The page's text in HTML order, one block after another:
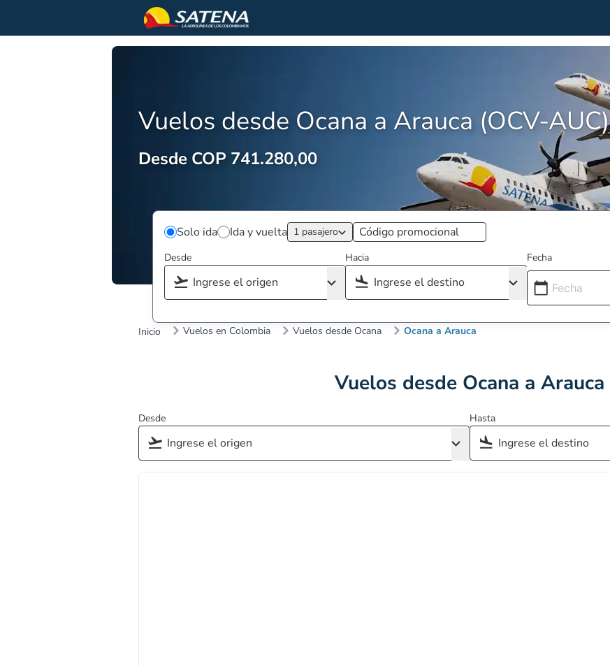
Vuelos desde Ocana a Arauca (OCV-AUC)
Desde COP 741.280,00
Solo ida Ida y vuelta 1 pasajero
Desde
Hacia Fecha
Inicio Vuelos en Colombia Vuelos desde Ocana Ocana a Arauca
Vuelos desde Ocana a Arauca
Desde Hasta